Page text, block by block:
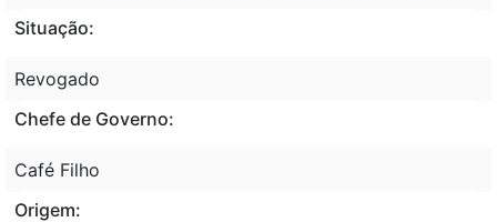
Situação:
Revogado
Chefe de Governo:
Café Filho
Origem: